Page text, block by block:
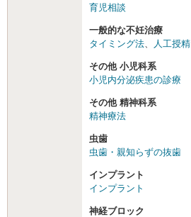
育児相談
一般的な不妊治療
タイミング法
人工授精
その他 小児科系
小児内分泌疾患の診療
その他 精神科系
精神療法
虫歯
虫歯・親知らずの抜歯
インプラント
インプラント
神経ブロック